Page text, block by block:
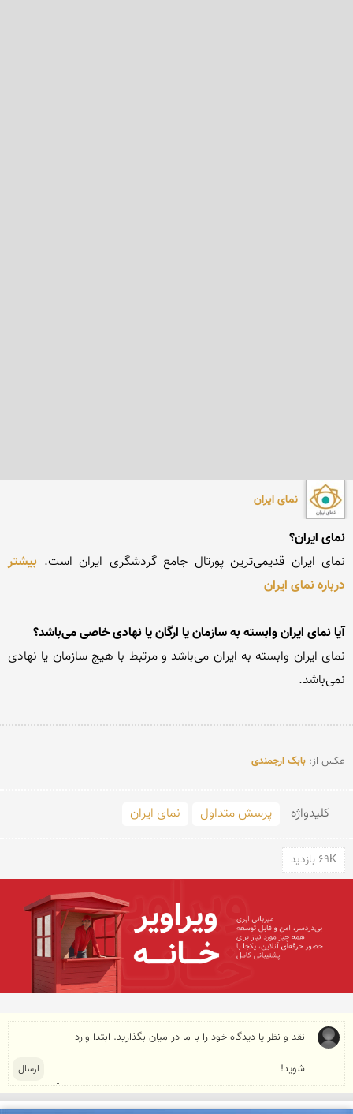
نمای ایران
نمای ایران؟
نمای ایران قدیمی‌ترین پورتال جامع گردشگری ایران است.
بیشتر
درباره نمای ایران
آیا نمای ایران وابسته به سازمان یا ارگان یا نهادی خاصی می‌باشد؟
عکس از: بابک ارجمندی
کلید‌واژه پرسش متداول نمای ایران
69K بازدید